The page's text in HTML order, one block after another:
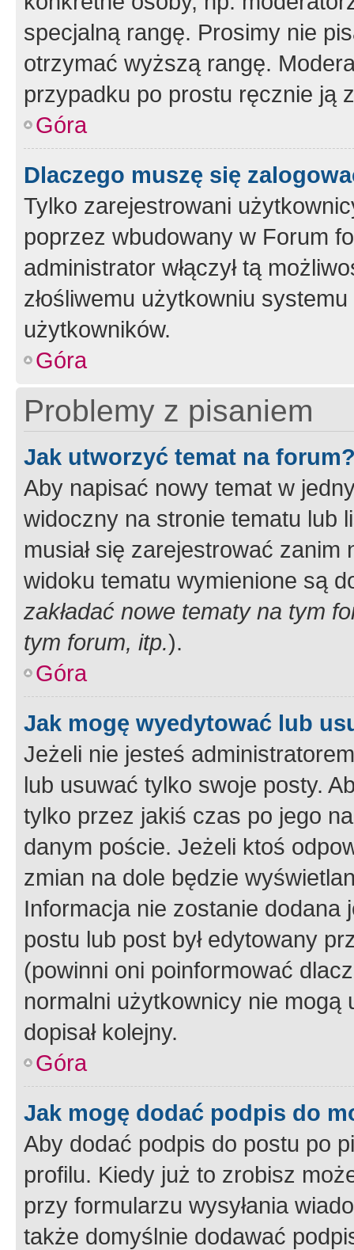
specjalną rangę. Prosimy nie
otrzymać wyższą rangę.
przypadku po prostu ręcznie ją
Góra
Dlaczego muszę się
Tylko zarejestrowani
poprzez wbudowany w Forum
administrator włączył tą
złośliwemu użytkowniu
użytkowników.
Góra
Problemy z pisaniem
Jak utworzyć temat na
Aby napisać nowy temat w
widoczny na stronie tematu lub
musiał się zarejestrować
widoku tematu wymienione są
zakładać nowe tematy na tym
tym forum, itp.).
Góra
Jak mogę wyedytować lub
Jeżeli nie jesteś
lub usuwać tylko swoje posty.
tylko przez jakiś czas po jego
danym poście. Jeżeli ktoś
zmian na dole będzie
Informacja nie zostanie dodana
postu lub post był edytowany
(powinni oni poinformować
normalni użytkownicy nie
dopisał kolejny.
Góra
Jak mogę dodać podpis do
Aby dodać podpis do postu po
profilu. Kiedy już to zrobisz
przy formularzu wysyłania
także domyślnie dodawać